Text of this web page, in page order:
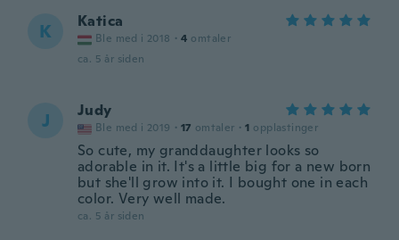
K Katica
Ble med i 2018 · 4 omtaler
ca. 5 år siden
J Judy
Ble med i 2019 · 17 omtaler · 1 opplastinger
So cute, my granddaughter looks so
adorable in it. It's a little big for a new born
but she'll grow into it. I bought one in each
color. Very well made.
ca. 5 år siden